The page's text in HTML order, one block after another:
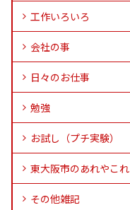
工作いろいろ
会社の事
日々のお仕事
勉強
お試し（プチ実験）
東大阪市のあれやこれ
その他雑記